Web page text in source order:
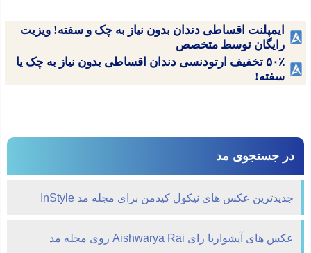
ایمپلنت اقساطی دندان بدون نیاز به چک و سفته! ویزیت
رایگان توسط متخصص
۵۰٪ تخفیف ارتودنسی دندان اقساطی بدون نیاز به چک یا
سفته!
در جستجوی مد
جدیدترین عکس های نیکول کیدمن برای مجله مد InStyle
عکس های آیشواریا رای Aishwarya Rai روی مجله مد